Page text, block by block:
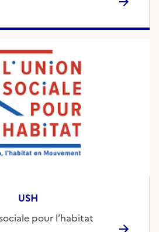
USH
pour l’habitat